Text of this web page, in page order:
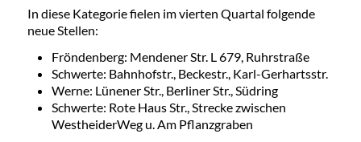
In diese Kategorie fielen im vierten Quartal folgende
neue Stellen:
Fröndenberg: Mendener Str. L 679, Ruhrstraße
Schwerte: Bahnhofstr., Beckestr., Karl-Gerhartsstr.
Werne: Lünener Str., Berliner Str., Südring
Schwerte: Rote Haus Str., Strecke zwischen
WestheiderWeg u. Am Pflanzgraben